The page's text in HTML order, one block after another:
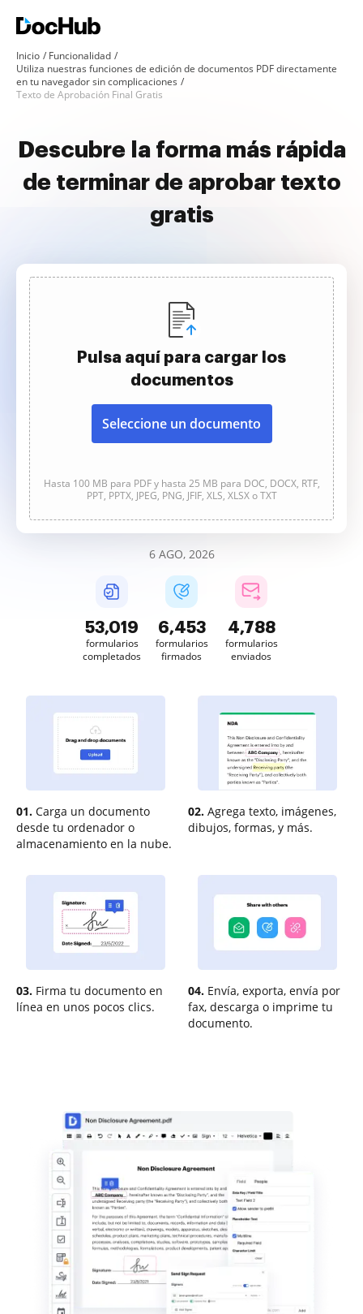
Inicio
Funcionalidad
Utiliza nuestras funciones de edición de documentos PDF directamente
en tu navegador sin complicaciones
Texto de Aprobación Final Gratis
Descubre la forma más rápida
de terminar de aprobar texto
gratis
Pulsa aquí para cargar los
documentos
Seleccione un documento
Hasta 100 MB para PDF y hasta 25 MB para DOC, DOCX, RTF,
PPT, PPTX, JPEG, PNG, JFIF, XLS, XLSX o TXT
6 AGO, 2026
53,021
formularios
completados
6,453
formularios
firmados
4,788
formularios
enviados
01. Carga un documento
desde tu ordenador o
almacenamiento en la nube.
02. Agrega texto, imágenes,
dibujos, formas, y más.
03. Firma tu documento en
línea en unos pocos clics.
04. Envía, exporta, envía por
fax, descarga o imprime tu
documento.